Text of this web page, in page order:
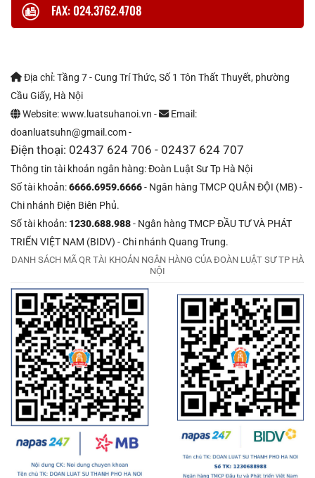
FAX: 024.3762.4708
Địa chỉ: Tầng 7 - Cung Trí Thức, Số 1 Tôn Thất Thuyết, phường
Cầu Giấy, Hà Nội
Website: www.luatsuhanoi.vn -
Email:
doanluatsuhn@gmail.com -
Điện thoại: 02437 624 706 - 02437 624 707
Thông tin tài khoản ngân hàng: Đoàn Luật Sư Tp Hà Nội
Số tài khoản:6666.6959.6666- Ngân hàng TMCP QUÂN ĐỘI (MB) -
Chi nhánh Điện Biên Phủ.
Số tài khoản: 1230.688.988- Ngân hàng TMCP ĐẦU TƯ VÀ PHÁT
TRIỂN VIỆT NAM (BIDV) - Chi nhánh Quang Trung.
DANH SÁCH MÃ QR TÀI KHOẢN NGÂN HÀNG CỦA ĐOÀN LUẬT SƯ TP HÀ
NỘI